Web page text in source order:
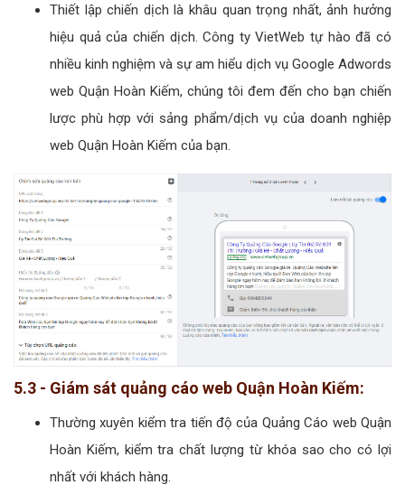
Thiết lập chiến dịch là khâu quan trọng nhất, ảnh hưởng
hiệu quả của chiến dịch. Công ty VietWeb tự hào đã có
nhiều kinh nghiệm và sự am hiểu dịch vụ Google Adwords
web Quận Hoàn Kiếm, chúng tôi đem đến cho bạn chiến
lược phù hợp với sảng phẩm/dịch vụ của doanh nghiệp
web Quận Hoàn Kiếm của bạn.
5.3 - Giám sát quảng cáo web Quận Hoàn Kiếm:
Thường xuyên kiểm tra tiến độ của Quảng Cáo web Quận
Hoàn Kiếm, kiểm tra chất lượng từ khóa sao cho có lợi
nhất với khách hàng.